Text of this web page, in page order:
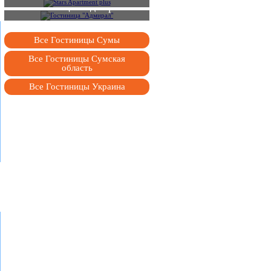
Гостиница "Адмирал"
Все Гостиницы Сумы
Все Гостиницы Сумская
область
Все Гостиницы Украина